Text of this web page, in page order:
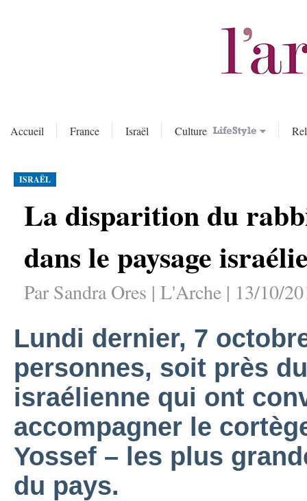
Accueil France Israël Culture
ISRAËL
La disparition du
dans le paysage
Par Sandra Ores | L'Arche | 13/10/
Lundi dernier, 7
personnes, soit près
israélienne qui ont
accompagner le
Yossef – les plus
du pays.